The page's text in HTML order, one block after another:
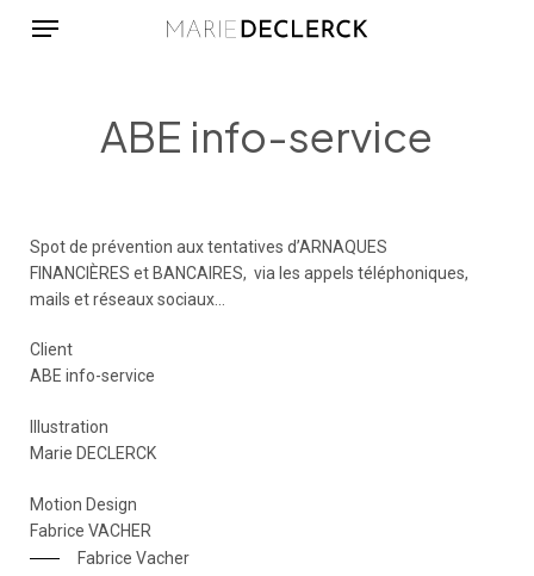
Menu
ABE info-service
Spot de prévention aux tentatives d’ARNAQUES
FINANCIÈRES et BANCAIRES, via les appels téléphoniques,
mails et réseaux sociaux…
Client
ABE info-service
Illustration
Marie DECLERCK
Motion Design
Fabrice VACHER
Fabrice Vacher